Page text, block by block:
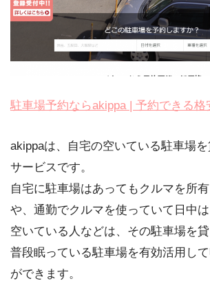
駐車場予約ならakippa | 予約できる格
akippaは、自宅の空いている駐車場
サービスです。
自宅に駐車場はあってもクルマを所
や、通勤でクルマを使っていて日中
空いている人などは、その駐車場を貸
普段眠っている駐車場を有効活用し
ができます。